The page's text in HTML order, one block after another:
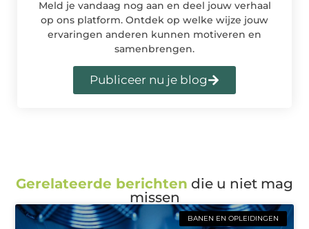
Meld je vandaag nog aan en deel jouw verhaal
op ons platform. Ontdek op welke wijze jouw
ervaringen anderen kunnen motiveren en
samenbrengen.
Publiceer nu je blog
Gerelateerde berichten die u niet mag
missen
BANEN EN OPLEIDINGEN